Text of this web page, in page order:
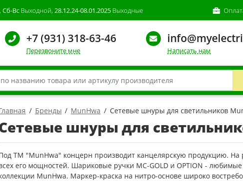
Сб-Вс Выходной, 28.12.24-08.01.2025 Выходные
+7 (931) 318-63-46
Перезвоните мне Написать нам
Бренды MunHwa Сетевые шнуры для светильников
шнуры для
ТМ "MunHwa" концерн производит канцелярскую продукцию. На
его мощностей. Шариковые ручки MC-GOLD и OPTION -
MunHwa. Маркер-краска на нитро-основе широко